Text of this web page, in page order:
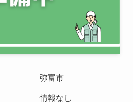
弥富市
情報なし